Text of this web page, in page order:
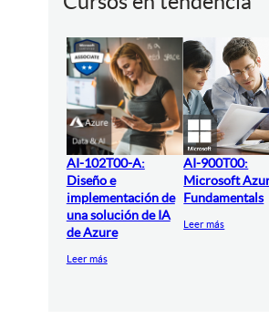
AI-102T00-A:
Diseño e
implementación de
una solución de IA
de Azure
Leer más
AI-900T00:
Microsoft
Fundamentals
Leer más